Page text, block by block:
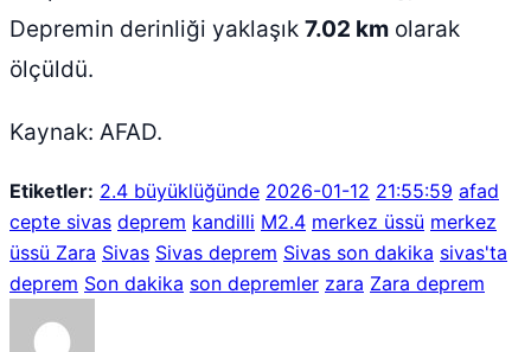
Depremin derinliği yaklaşık 7.02 km olarak
ölçüldü.
Kaynak: AFAD.
Etiketler: 2.4 büyüklüğünde 2026-01-12 21:55:59 afad
cepte sivas deprem kandilli M2.4 merkez üssü merkez
üssü Zara Sivas Sivas deprem Sivas son dakika sivas'ta
deprem Son dakika son depremler zara Zara deprem